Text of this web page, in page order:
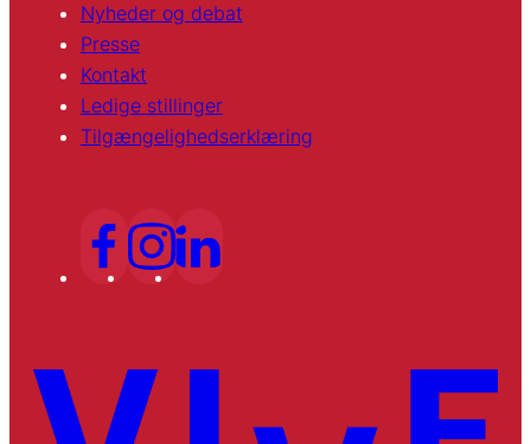
Nyheder og debat
Presse
Kontakt
Ledige stillinger
Tilgængelighedserklæring